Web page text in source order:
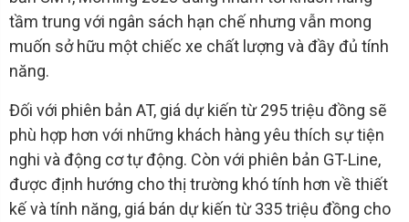
tầm trung với ngân sách hạn chế nhưng vẫn mong
muốn sở hữu một chiếc xe chất lượng và đầy đủ tính
năng.
Đối với phiên bản AT, giá dự kiến từ 295 triệu đồng sẽ
phù hợp hơn với những khách hàng yêu thích sự tiện
nghi và động cơ tự động. Còn với phiên bản GT-Line,
được định hướng cho thị trường khó tính hơn về thiết
kế và tính năng, giá bán dự kiến từ 335 triệu đồng cho